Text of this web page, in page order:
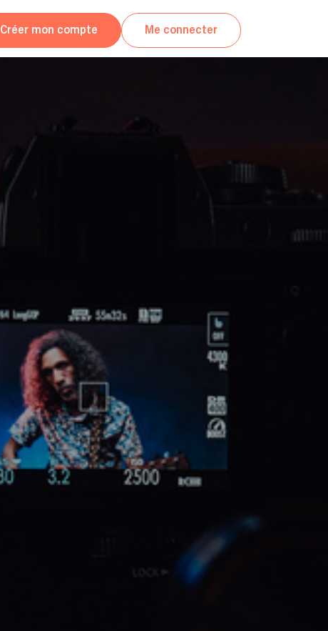
Créer mon compte Me connecter